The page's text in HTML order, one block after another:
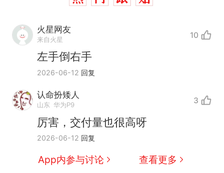
火星网友
来自火星 10
左手倒右手
2026-06-12 回复
认命扮矮人
山东 华为P9 3
厉害，交付量也很高呀
2026-06-12 回复
App内参与讨论 查看更多